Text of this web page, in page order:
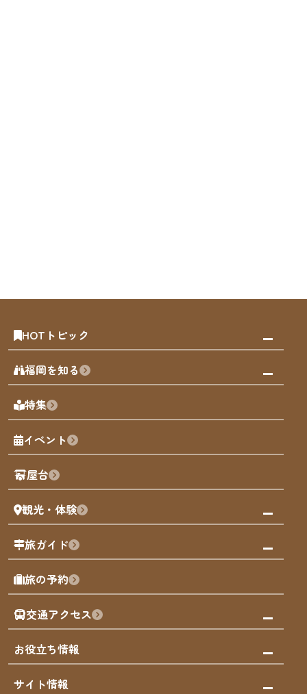
HOTトピック
みんなの旅行記
天神エリア
博多旧市街
福岡城
歴史・文化
福岡を知る
福岡の見どころ
福岡の魅力
観光カレンダー
観光PR動画
まち歩き
福岡グルメ
福岡を楽しむ
福岡のアート
福岡のナイトタイム
福岡の歴史・文化
サステナブルツーリズム
福岡検定
特集
イベント
屋台
観光・体験
観る・遊ぶ
屋台
買う
体験
泊まる
旅ガイド
モデルコース
AIおまかせコース
オリジナルプラン
みんなの旅行記
旅の予約
交通アクセス
市内交通ガイド
お得なチケット
お役立ち情報
お知らせ
サイト情報